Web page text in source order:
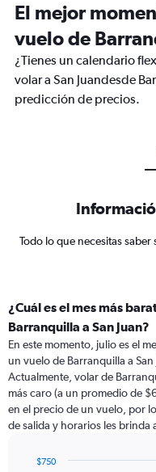
El mejor
vuelo de
¿Tienes un calendario
volar a San Juandesde
predicción de precios.
Todo lo que necesitas
¿Cuál es el mes más
Barranquilla a San Juan?
En este momento, julio es el
un vuelo de Barranquilla a
Actualmente, volar de
más caro (a un promedio de
en el precio de un vuelo, por
de salida y horarios les brinda
$750